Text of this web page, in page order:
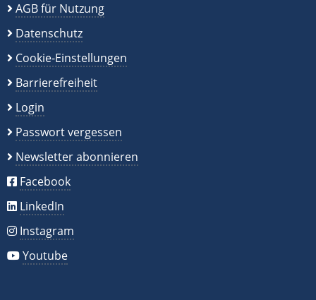
AGB für Nutzung
Datenschutz
Cookie-Einstellungen
Barrierefreiheit
Login
Passwort vergessen
Newsletter abonnieren
Facebook
LinkedIn
Instagram
Youtube